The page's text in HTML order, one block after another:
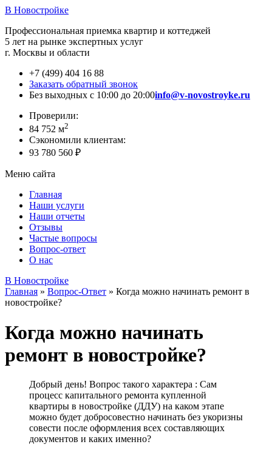
В Новостройке
Профессиональная приемка квартир и коттеджей
5 лет на рынке экспертных услуг
г. Москвы и области
+7 (499) 404 16 88
Заказать обратный звонок
Без выходных с 10:00 до 20:00info@v-novostroyke.ru
Проверили:
84 752 м2
Сэкономили клиентам:
93 780 560 ₽
Меню сайта
Главная
Наши услуги
Наши отчеты
Отзывы
Частые вопросы
Вопрос-ответ
О нас
В Новостройке
Главная » Вопрос-Ответ » Когда можно начинать ремонт в
новостройке?
Когда можно начинать
ремонт в новостройке?
Добрый день! Вопрос такого характера : Сам
процесс капитального ремонта купленной
квартиры в новостройке (ДДУ) на каком этапе
можно будет добросовестно начинать без укоризны
совести после оформления всех составляющих
документов и каких именно?